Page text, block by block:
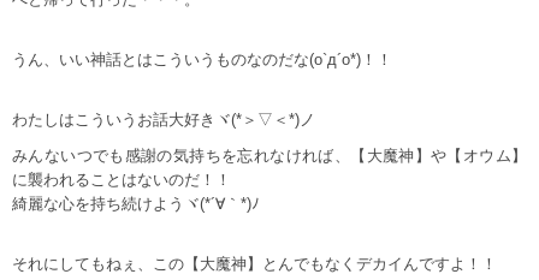
うん、いい神話とはこういうものなのだな(o`д´o*)！！
わたしはこういうお話大好きヾ(*＞▽＜*)ノ
みんないつでも感謝の気持ちを忘れなければ、【大魔神】や【オウム】
に襲われることはないのだ！！
綺麗な心を持ち続けようヾ(*´∀｀*)ﾉ
それにしてもねぇ、この【大魔神】とんでもなくデカイんですよ！！